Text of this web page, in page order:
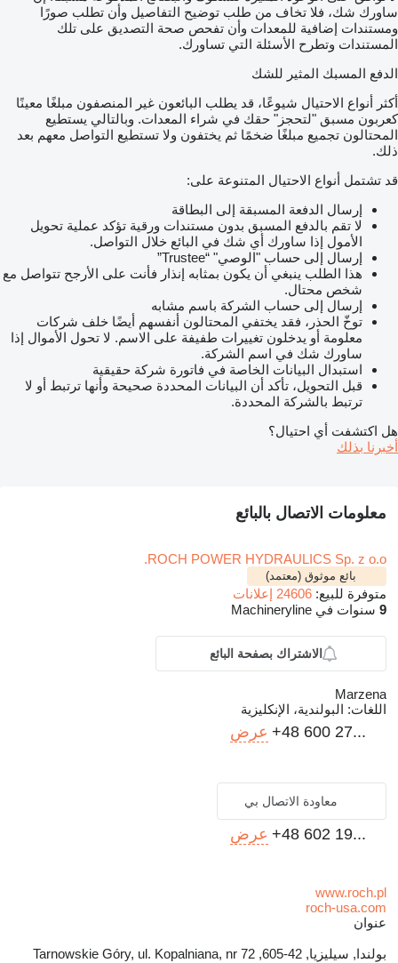
ساورك شك، فلا تخاف من طلب توضيح التفاصيل وأن تطلب صورًا
ومستندات إضافية للمعدات وأن تفحص صحة التصديق على تلك
المستندات وتطرح الأسئلة التي تساورك.
الدفع المسبك المثير للشك
أكثر أنواع الاحتيال شيوعًا، قد يطلب البائعون غير المنصفون مبلغًا معينًا
كعربون مسبق "لتحجز" حقك في شراء المعدات. وبالتالي يستطيع
المحتالون تجميع مبلغًا ضخمًا ثم يختفون ولا تستطيع التواصل معهم بعد
ذلك.
قد تشتمل أنواع الاحتيال المتنوعة على:
إرسال الدفعة المسبقة إلى البطاقة
لا تقم بالدفع المسبق بدون مستندات ورقية تؤكد عملية تحويل
الأمول إذا ساورك أي شك في البائع خلال التواصل.
إرسال إلى حساب "الوصي" “Trustee”
هذا الطلب ينبغي أن يكون بمثابه إنذار فأنت على الأرجح تتواصل مع
شخص محتال.
إرسال إلى حساب الشركة باسم مشابه
توخّ الحذر، فقد يختفي المحتالون أنفسهم أيضًا خلف شركات
معلومة أو يدخلون تغييرات طفيفة على الاسم. لا تحول الأموال إذا
ساورك شك في اسم الشركة.
استبدال البيانات الخاصة في فاتورة شركة حقيقية
قبل التحويل، تأكد أن البيانات المحددة صحيحة وأنها ترتبط أو لا
ترتبط بالشركة المحددة.
هل اكتشفت أي احتيال؟
أخبرنا بذلك
معلومات الاتصال بالبائع
ROCH POWER HYDRAULICS Sp. z o.o.
بائع موثوق (معتمد)
متوفرة للبيع: 24606 إعلانات
9 سنوات في Machineryline
الاشتراك بصفحة البائع
Marzena
اللغات: البولندية، الإنكليزية
+48 600 27... عرض
معاودة الاتصال بي
+48 602 19... عرض
www.roch.pl
roch-usa.com
عنوان
بولندا, سيليزيا, 42-605, Tarnowskie Góry, ul. Kopalniana, nr 72